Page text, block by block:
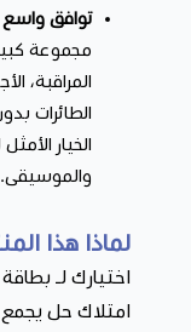
توافق واسع
مجموعة
المراقبة،
الطائرات
الخيار
والموسيقى.
لماذا هذا
امتلاك حل يجمع